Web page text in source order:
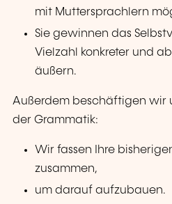
mit Muttersprachlern
Sie gewinnen das
Vielzahl konkreter und
äußern.
Außerdem beschäftigen wir
der Grammatik:
Wir fassen Ihre
zusammen,
um darauf aufzubauen.